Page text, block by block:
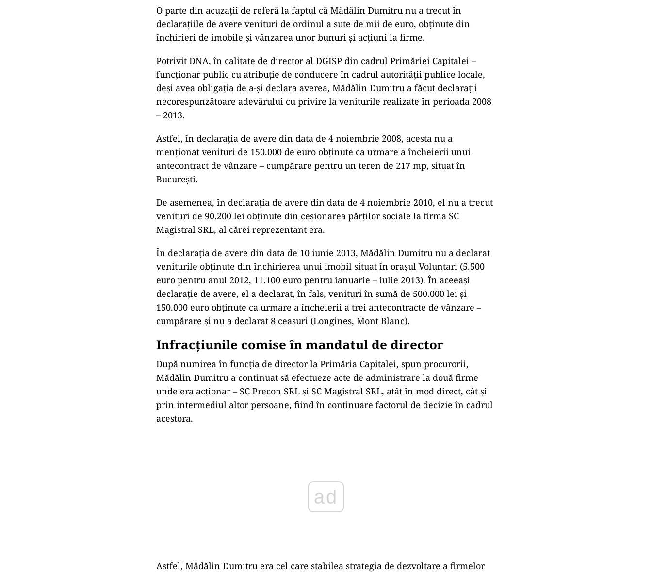
O parte din acuzaţii de referă la faptul că Mădălin Dumitru nu a trecut în
declaraţiile de avere venituri de ordinul a sute de mii de euro, obţinute din
închirieri de imobile şi vânzarea unor bunuri şi acţiuni la firme.
Potrivit DNA, în calitate de director al DGISP din cadrul Primăriei Capitalei –
funcţionar public cu atribuţie de conducere în cadrul autorităţii publice locale,
deşi avea obligaţia de a-şi declara averea, Mădălin Dumitru a făcut declaraţii
necorespunzătoare adevărului cu privire la veniturile realizate în perioada 2008
– 2013.
Astfel, în declaraţia de avere din data de 4 noiembrie 2008, acesta nu a
menţionat venituri de 150.000 de euro obţinute ca urmare a încheierii unui
antecontract de vânzare – cumpărare pentru un teren de 217 mp, situat în
Bucureşti.
De asemenea, în declaraţia de avere din data de 4 noiembrie 2010, el nu a trecut
venituri de 90.200 lei obţinute din cesionarea părţilor sociale la firma SC
Magistral SRL, al cărei reprezentant era.
În declaraţia de avere din data de 10 iunie 2013, Mădălin Dumitru nu a declarat
veniturile obţinute din închirierea unui imobil situat în oraşul Voluntari (5.500
euro pentru anul 2012, 11.100 euro pentru ianuarie – iulie 2013). În aceeaşi
declaraţie de avere, el a declarat, în fals, venituri în sumă de 500.000 lei şi
150.000 euro obţinute ca urmare a încheierii a trei antecontracte de vânzare –
cumpărare şi nu a declarat 8 ceasuri (Longines, Mont Blanc).
Infracțiunile comise în mandatul de director
După numirea în funcţia de director la Primăria Capitalei, spun procurorii,
Mădălin Dumitru a continuat să efectueze acte de administrare la două firme
unde era acţionar – SC Precon SRL şi SC Magistral SRL, atât în mod direct, cât şi
prin intermediul altor persoane, fiind în continuare factorul de decizie în cadrul
acestora.
ad
Astfel, Mădălin Dumitru era cel care stabilea strategia de dezvoltare a firmelor